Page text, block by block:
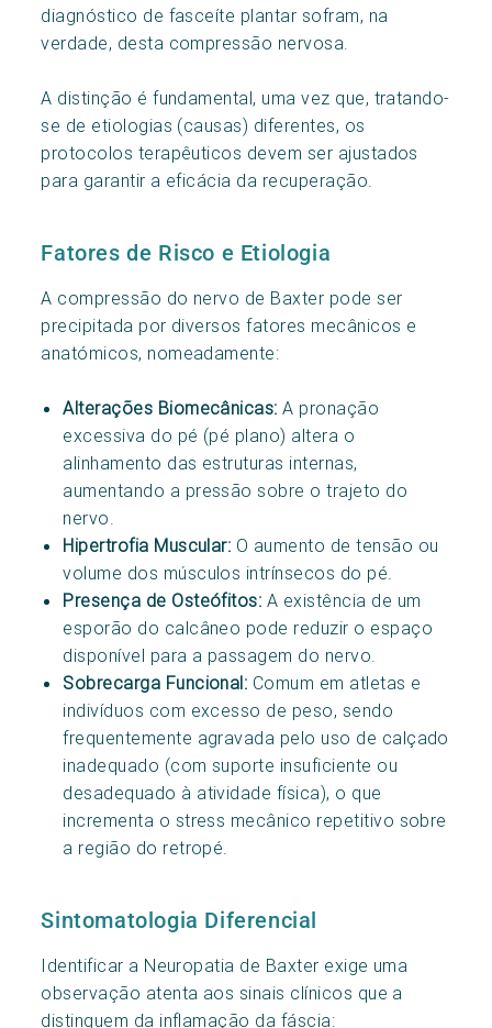
diagnóstico de fasceíte plantar sofram, na
verdade, desta compressão nervosa.
A distinção é fundamental, uma vez que, tratando-
se de etiologias (causas) diferentes, os
protocolos terapêuticos devem ser ajustados
para garantir a eficácia da recuperação.
Fatores de Risco e Etiologia
A compressão do nervo de Baxter pode ser
precipitada por diversos fatores mecânicos e
anatómicos, nomeadamente:
Alterações Biomecânicas: A pronação
excessiva do pé (pé plano) altera o
alinhamento das estruturas internas,
aumentando a pressão sobre o trajeto do
nervo.
Hipertrofia Muscular: O aumento de tensão ou
volume dos músculos intrínsecos do pé.
Presença de Osteófitos: A existência de um
esporão do calcâneo pode reduzir o espaço
disponível para a passagem do nervo.
Sobrecarga Funcional: Comum em atletas e
indivíduos com excesso de peso, sendo
frequentemente agravada pelo uso de calçado
inadequado (com suporte insuficiente ou
desadequado à atividade física), o que
incrementa o stress mecânico repetitivo sobre
a região do retropé.
Sintomatologia Diferencial
Identificar a Neuropatia de Baxter exige uma
observação atenta aos sinais clínicos que a
distinguem da inflamação da fáscia: